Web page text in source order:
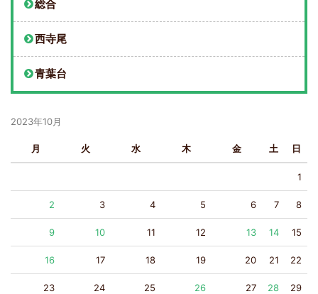
総合
西寺尾
青葉台
2023年10月
月 火 水 木 金 土 日
1
2 3 4 5 6 7 8
9 10 11 12 13 14 15
16 17 18 19 20 21 22
23 24 25 26 27 28 29